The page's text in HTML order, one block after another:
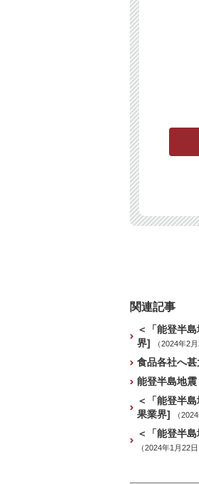
関連記事
＜「能登半
界]
（2024年2月
食品各社へ
能登半島地
＜「能登半
果業界]
（
＜「能登半
（2024年1月22日